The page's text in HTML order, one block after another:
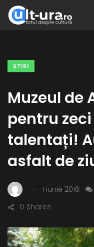
ŞTIRI
Muzeul de
pentru
talentați!
asfalt de
. 1 iunie 2016
Shares
0